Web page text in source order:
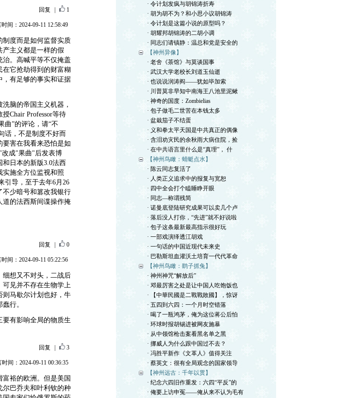
回复 1
间：2024-09-11 12:58:49
制度而是如何监督实质
产主义都是一样的假
。高喊平等不仅掩盖
在它抢劫得到的财富糊
，有足够的事实和证据
脑的帝国主义机器，
Chair Professor等待
曲”的评论，请“不
话，不是制度不好而
害在我看来恐怕是如
成"果曲"后发表博
日本的新版3.0法西
实施全方位监视和照
引导，至于去年6月26
不少暗号和篡改我银行
道的法西斯间谍操作掩
回复 0
间：2024-09-11 05:22:56
细想又不对头，二战后
可见并不存在生物学上
则马歇尔计划也好，牛
行。
有影响全局的物质生
回复 3
时间：2024-09-11 00:36:35
裕的欧洲。但是美国
尔巴乔夫和叶利钦的种
· 令计划发疯与胡锦涛折寿
· 胡为胡不为？和小思小议胡锦涛
· 令计划是这篇小说的原型吗？
· 胡耀邦胡锦涛的二胡小调
· 同志们请镇静：温总和党是安全的
【神州异像】
· 老舍《茶馆》与莫谈国事
· 武汉大学老校长刘道玉仙逝
· 也说说润涛阎——犹如毕加索
· 川普莫非早知中南海王八池里泥鳅
· 神奇的国度：Zombielias
· 包子做毛二世苦在本钱太多
· 盆栽茄子不结蛋
· 义和拳太平天国是中共真正的偶像
· 含泪劝灾民的余秋雨大病住院，捡
· 在中共语言里什么是“真理”， 什
【神州鸟瞰：蜻蜓点水】
· 陈云同志复活了
· 人类正义追求中的报复与宽恕
· 四中全会打个瞌睡睁开眼
· 同志—称谓残简
· 诺曼底登陆研究成果可以卖几个卢
· 落后没人打你，“先进”就不好说啦
· 包子这条最新最高指示很好玩
· 一部戏演绎透江胡戏
· 一句话的中国近现代未来史
· 巴勒斯坦血灌沃土培育一代代革命
【神州鸟瞰：鹞子抓兔】
· 神州神咒“解放后”
· 邓最厉害之处是让中国人吃饱饭也
· 【中華民國是二戰戰敗國】，惊讶
· 五四到六四：一个月时空错落
· 喝了一瓶鸿茅，俺为这位蒋公后怕
· 环球时报胡锡进被网友施暴
· 从中领馆枪击案看黑名单之黑
· 挪威人为什么跟中国过不去？
· 冯胜平新作《文革人》值得关注
· 蔡英文：很有全局观念的国家领导
【神州远古：千年以贯】
· 纪念六四旧作重发：六四“平反”的
· 俺要上访申冤——俺从来不认为毛有